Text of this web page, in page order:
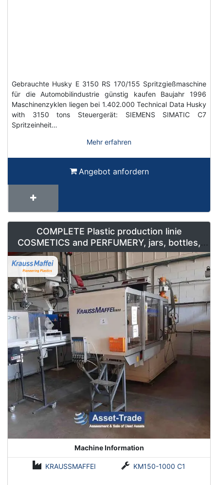
Gebrauchte Husky E 3150 RS 170/155 Spritzgießmaschine
für die Automobilindustrie günstig kaufen Baujahr 1996
Maschinenzyklen liegen bei 1.402.000 Technical Data Husky
with 3150 tons Steuergerät: SIEMENS SIMATIC C7
Spritzeinheit…
Mehr erfahren
Angebot anfordern
COMPLETE Plastic production linie
COSMETICS and PERFUMERY, jars, bottles,
caps and containers for sale
Machine Information
KRAUSSMAFFEI KM150-1000 C1